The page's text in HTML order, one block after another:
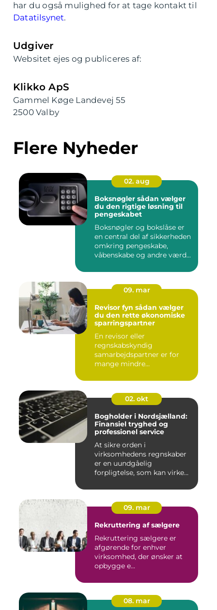
har du også mulighed for at tage kontakt til
Datatilsynet.
Udgiver
Websitet ejes og publiceres af:
Klikko ApS
Gammel Køge Landevej 55
2500 Valby
Flere Nyheder
02. aug
Boksnøgler sådan vælger
du den rigtige løsning til
pengeskabet
Boksnøgler og bokslåse er
en central del af sikkerheden
omkring pengeskabe,
våbenskabe og andre værd...
09. mar
Revisor fyn sådan vælger
du den rette økonomiske
sparringspartner
En revisor eller
regnskabskyndig
samarbejdspartner er for
mange mindre
ro...
02. okt
Bogholder i Nordsjælland:
Finansiel tryghed og
professionel service
At sikre orden i
virksomhedens regnskaber
er en uundgåelig
forpligtelse, som kan virke
09. mar
Rekruttering af sælgere
Rekruttering sælgere er
afgørende for enhver
virksomhed, der ønsker at
opbygge e...
08. mar